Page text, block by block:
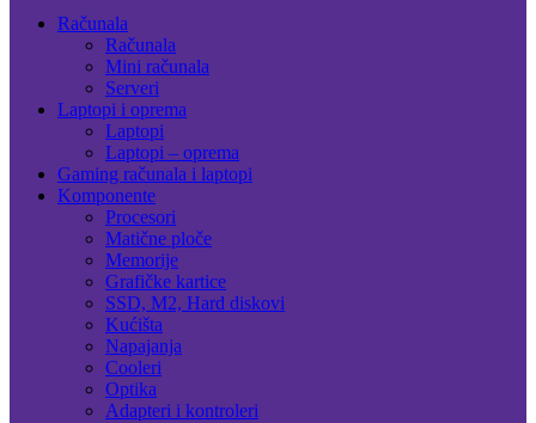
Računala
Računala
Mini računala
Serveri
Laptopi i oprema
Laptopi
Laptopi – oprema
Gaming računala i laptopi
Komponente
Procesori
Matične ploče
Memorije
Grafičke kartice
SSD, M2, Hard diskovi
Kućišta
Napajanja
Cooleri
Optika
Adapteri i kontroleri